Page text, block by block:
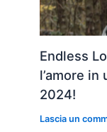
Endless
l’amore
2024!
Lascia un